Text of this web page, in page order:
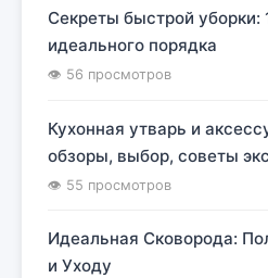
Секреты быстрой уборки:
идеального порядка
👁 56 просмотров
Кухонная утварь и
обзоры, выбор, советы
👁 55 просмотров
Идеальная Сковорода:
и Уходу